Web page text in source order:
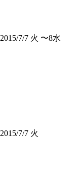
2015/7/7 火 〜8水
2015/7/7 火